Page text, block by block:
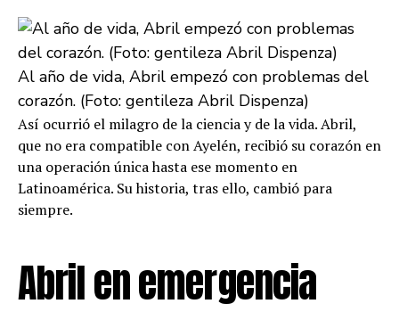
Al año de vida, Abril empezó con problemas del
corazón. (Foto: gentileza Abril Dispenza)
Así ocurrió el milagro de la ciencia y de la vida. Abril,
que no era compatible con Ayelén, recibió su corazón en
una operación única hasta ese momento en
Latinoamérica. Su historia, tras ello, cambió para
siempre.
Abril en emergencia